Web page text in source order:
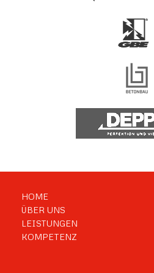
HOME
ÜBER UNS
LEISTUNGEN
KOMPETENZ